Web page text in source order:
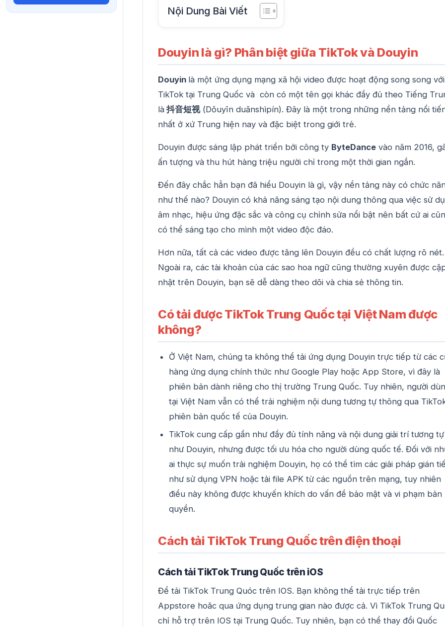
Nội Dung Bài Viết
Douyin là gì? Phân biệt giữa TikTok và Douyin
Douyin là một ứng dụng mạng xã hội video được hoạt động song song với
TikTok tại Trung Quốc và còn có một tên gọi khác đầy đủ theo Tiếng
là 抖音短视(Dǒuyīn duǎnshìpín). Đây là một trong những nền tảng nổi
nhất ở xứ Trung hiện nay và đặc biệt trong giới trẻ.
Douyin được sáng lập phát triển bởi công ty ByteDance vào năm 2016,
ấn tượng và thu hút hàng triệu người chỉ trong một thời gian ngắn.
Đến đây chắc hẳn bạn đã hiểu Douyin là gì, vậy nền tảng này có chức
như thế nào? Douyin có khả năng sáng tạo nội dung thông qua việc sử
âm nhạc, hiệu ứng đặc sắc và công cụ chỉnh sửa nổi bật nên bất cứ ai
có thể sáng tạo cho mình một video độc đáo.
Hơn nữa, tất cả các video được tăng lên Douyin đều có chất lượng rõ nét.
Ngoài ra, các tài khoản của các sao hoa ngữ cũng thường xuyên được
nhật trên Douyin, bạn sẽ dễ dàng theo dõi và chia sẻ thông tin.
Có tải được TikTok Trung Quốc tại Việt Nam được
không?
Ở Việt Nam, chúng ta không thể tải ứng dụng Douyin trực tiếp từ các
hàng ứng dụng chính thức như Google Play hoặc App Store, vì đây là
phiên bản dành riêng cho thị trường Trung Quốc. Tuy nhiên, người
tại Việt Nam vẫn có thể trải nghiệm nội dung tương tự thông qua
phiên bản quốc tế của Douyin.
TikTok cung cấp gần như đầy đủ tính năng và nội dung giải trí tương tự
như Douyin, nhưng được tối ưu hóa cho người dùng quốc tế. Đối với
ai thực sự muốn trải nghiệm Douyin, họ có thể tìm các giải pháp gián
như sử dụng VPN hoặc tải file APK từ các nguồn trên mạng, tuy nhiên
điều này không được khuyến khích do vấn đề bảo mật và vi phạm bản
quyền.
Cách tải TikTok Trung Quốc trên điện thoại
Cách tải TikTok Trung Quốc trên iOS
Để tải TikTok Trung Quóc trên IOS. Bạn không thể tải trực tiếp trên
Appstore hoăc qua ứng dụng trung gian nào được cả. Vì TikTok Trung
chỉ hỗ trợ trên IOS tại Trung Quốc. Tuy nhiên, bạn có thể thay đổi Quốc